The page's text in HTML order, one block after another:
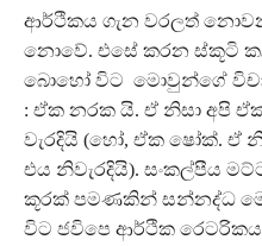
ආර්ථිකය ගැන වරලත්
නොවේ. එසේ කරන ස්කූටි
බොහෝ විට මොවුන්ගේ
: ඒක නරක යි. ඒ නිසා අපි
වැරදියි (හෝ, ඒක ෂෝක්. ඒ
එය නිවැරදියි). සංකල්පීය
කූරක් පමණකින් සන්නද්ධ
විට ජවිපෙ ආර්ථික